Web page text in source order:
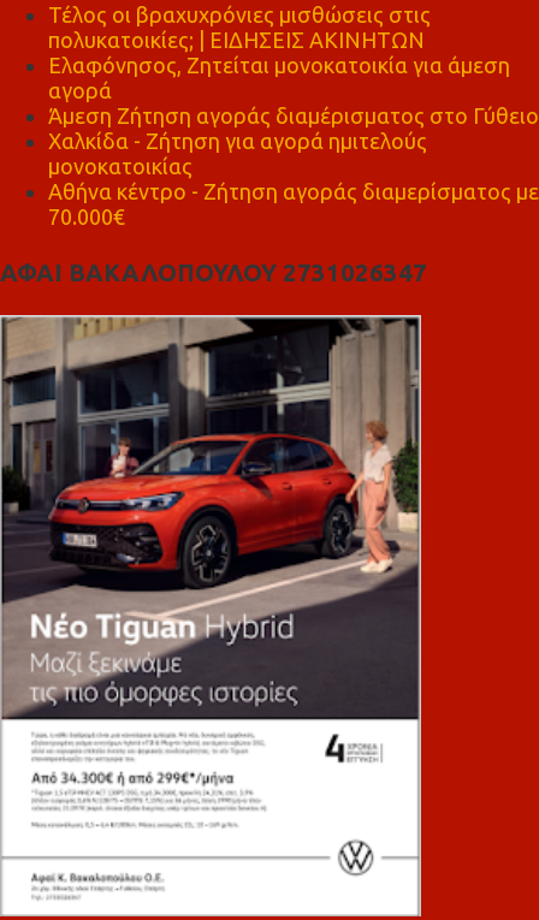
Τέλος οι βραχυχρόνιες μισθώσεις στις
πολυκατοικίες; | ΕΙΔΗΣΕΙΣ ΑΚΙΝΗΤΩΝ
Ελαφόνησος, Ζητείται μονοκατοικία για άμεση
αγορά
Άμεση Ζήτηση αγοράς διαμέρισματος στο Γύθειο
Χαλκίδα - Ζήτηση για αγορά ημιτελούς
μονοκατοικίας
Αθήνα κέντρο - Ζήτηση αγοράς διαμερίσματος με
70.000€
ΑΦΑΙ ΒΑΚΑΛΟΠΟΥΛΟΥ 2731026347